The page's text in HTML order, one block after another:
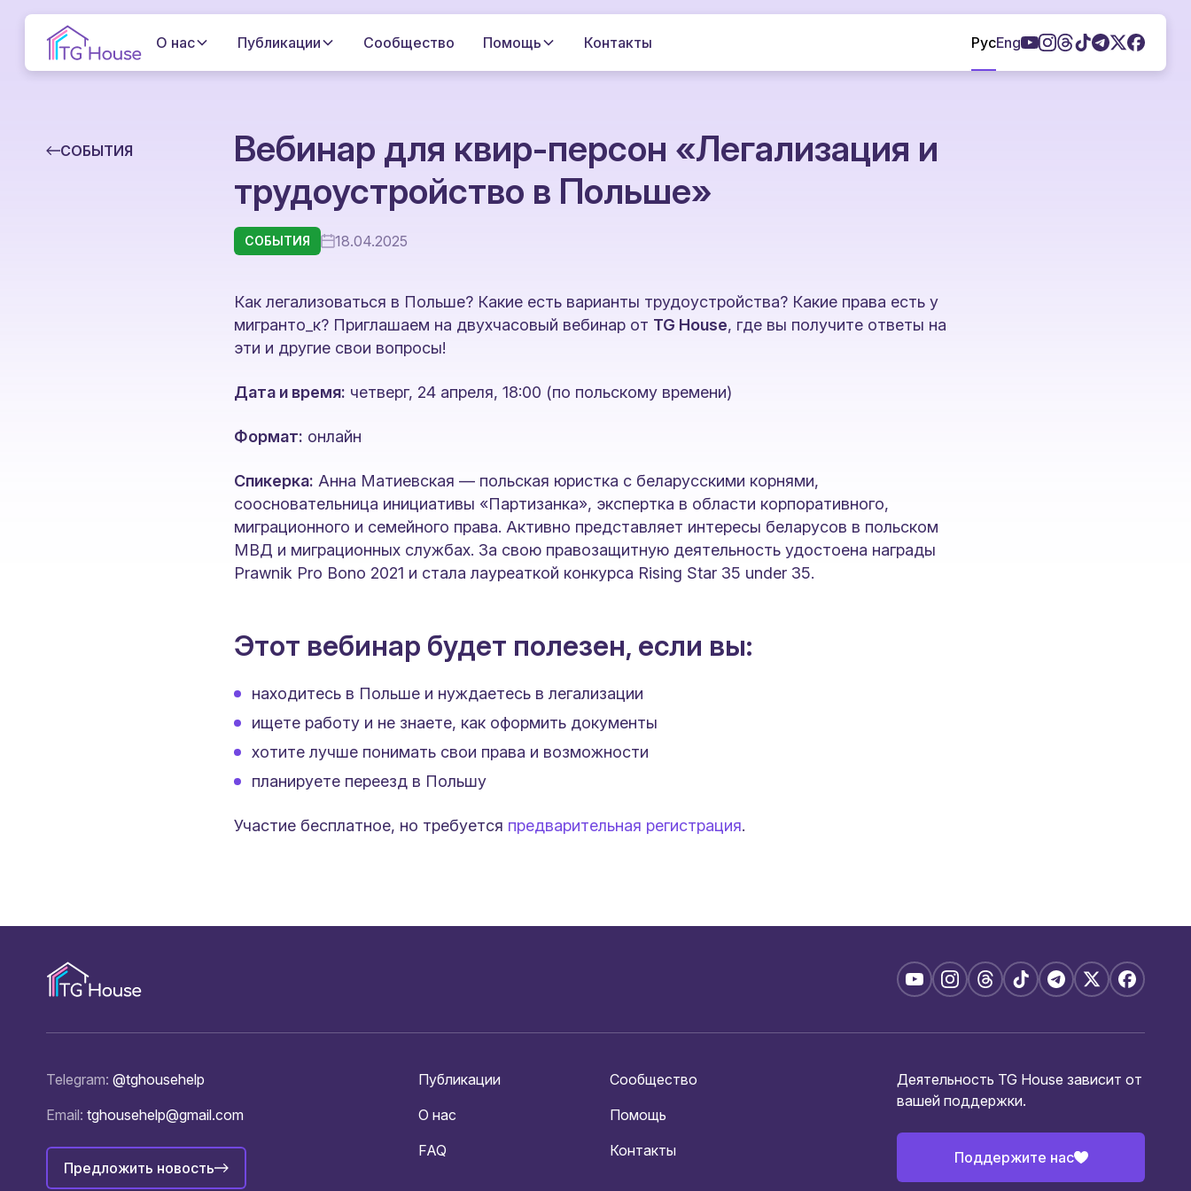
О нас Публикации Сообщество Помощь Контакты РусEng
СОБЫТИЯ
Вебинар для квир-персон «Легализация и
трудоустройство в Польше»
СОБЫТИЯ 18.04.2025
Как легализоваться в Польше? Какие есть варианты трудоустройства? Какие права есть у
мигранто_к? Приглашаем на двухчасовый вебинар от TG House, где вы получите ответы на
эти и другие свои вопросы!
Дата и время: четверг, 24 апреля, 18:00 (по польскому времени)
Формат: онлайн
Спикерка: Анна Матиевская — польская юристка с беларусскими корнями,
соосновательница инициативы «Партизанка», экспертка в области корпоративного,
миграционного и семейного права. Активно представляет интересы беларусов в польском
МВД и миграционных службах. За свою правозащитную деятельность удостоена награды
Prawnik Pro Bono 2021 и стала лауреаткой конкурса Rising Star 35 under 35.
Этот вебинар будет полезен, если вы:
находитесь в Польше и нуждаетесь в легализации
ищете работу и не знаете, как оформить документы
хотите лучше понимать свои права и возможности
планируете переезд в Польшу
Участие бесплатное, но требуется предварительная регистрация.
Telegram: @tghousehelp
Email: tghousehelp@gmail.com
Предложить новость
Публикации
Сообщество
О нас
Помощь
FAQ
Контакты
Деятельность TG House зависит от
вашей поддержки.
Поддержите нас